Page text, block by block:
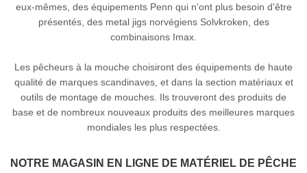
eux-mêmes, des équipements Penn qui n'ont plus besoin d'être
présentés, des metal jigs norvégiens Solvkroken, des
combinaisons Imax.
Les pêcheurs à la mouche choisiront des équipements de haute
qualité de marques scandinaves, et dans la section matériaux et
outils de montage de mouches. Ils trouveront des produits de
base et de nombreux nouveaux produits des meilleures marques
mondiales les plus respectées.
NOTRE MAGASIN EN LIGNE DE MATÉRIEL DE PÊCHE